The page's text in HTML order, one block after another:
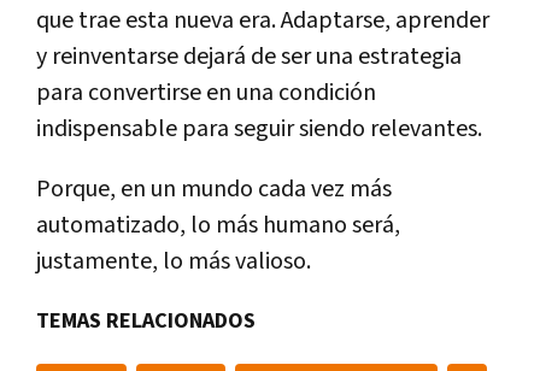
que trae esta nueva era. Adaptarse, aprender
y reinventarse dejará de ser una estrategia
para convertirse en una condición
indispensable para seguir siendo relevantes.
Porque, en un mundo cada vez más
automatizado, lo más humano será,
justamente, lo más valioso.
TEMAS RELACIONADOS